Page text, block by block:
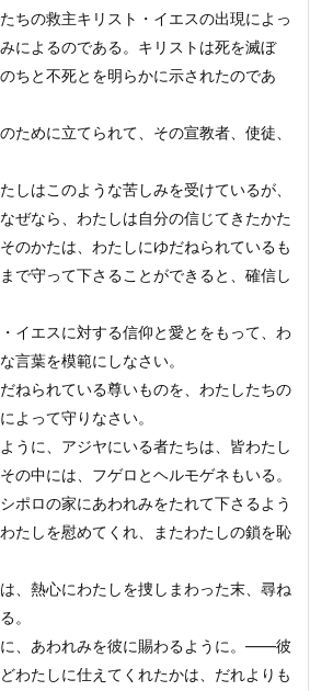
ちの救主キリスト・イエスの出現によっ
によるのである。キリストは死を滅ぼ
ちと不死とを明らかに示されたのであ
ために立てられて、その宣教者、使徒、
しはこのような苦しみを受けているが、
ぜなら、わたしは自分の信じてきたかた
のかたは、わたしにゆだねられているも
で守って下さることができると、確信し
イエスに対する信仰と愛とをもって、わ
言葉を模範にしなさい。
ねられている尊いものを、わたしたちの
よって守りなさい。
うに、アジヤにいる者たちは、皆わたし
の中には、フゲロとヘルモゲネもいる。
ポロの家にあわれみをたれて下さるよう
たしを慰めてくれ、またわたしの鎖を恥
、熱心にわたしを捜しまわった末、尋ね
。
、あわれみを彼に賜わるように。――彼
わたしに仕えてくれたかは、だれよりも